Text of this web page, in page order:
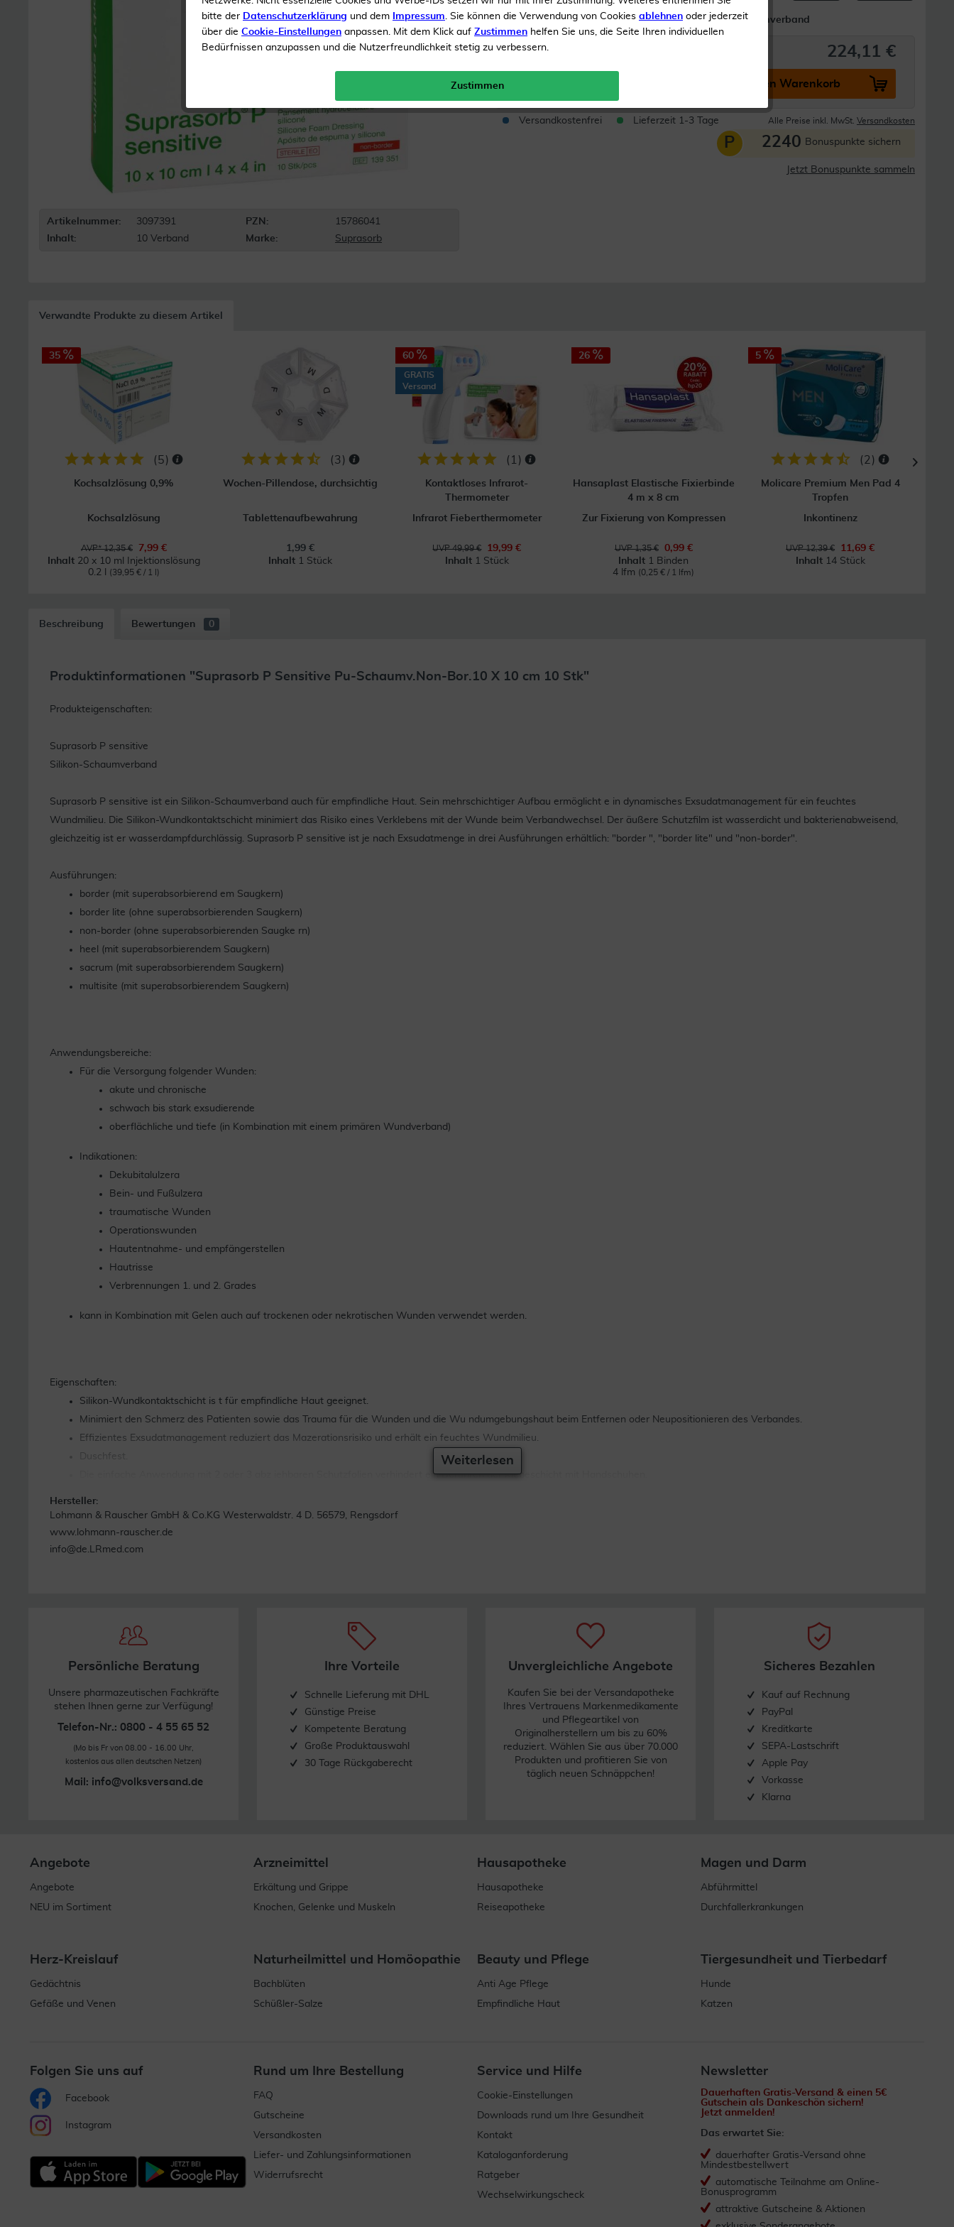
Bei Wunden PU Schaumverband
Artikelnummer: 3097391 PZN:
15786041
Inhalt:
10 Verband Marke: Suprasorb
Inhalt 10 Verband 224,11 €
In den Warenkorb
Versandkostenfrei Lieferzeit 1-3 Tage Alle Preise inkl. MwSt. Versandkosten
P 2240 Bonuspunkte sichern
Jetzt Bonuspunkte sammeln
Verwandte Produkte zu diesem Artikel
35
(5)
Kochsalzlösung 0,9%
Kochsalzlösung
AVP* 12,35 €
7,99 €
Inhalt 20 x 10 ml Injektionslösung
0.2 l
(39,95 € / 1 l)
(3)
Wochen-Pillendose, durchsichtig
Tablettenaufbewahrung
1,99 €
Inhalt 1 Stück
60
GRATIS
Versand
( 1 )
Kontaktloses Infrarot-
Thermometer
Infrarot Fieberthermometer
UVP 49,99 €
19,99 €
Inhalt 1 Stück
26
Hansaplast Elastische Fixierbinde
4 m x 8 cm
Zur Fixierung von Kompressen
UVP 1,35 €
0,99 €
Inhalt 1 Binden
4 lfm (0,25 € / 1 lfm)
5
(2 )
Molicare Premium Men Pad 4
Tropfen
Inkontinenz
UVP 12,39 €
11,69 €
Inhalt 14 Stück
Beschreibung Bewertungen 0
Produktinformationen "Suprasorb P Sensitive Pu-Schaumv.Non-Bor.10 X 10 cm 10 Stk"
Produkteigenschaften:
Suprasorb P sensitive
Silikon-Schaumverband
Suprasorb P sensitive ist ein Silikon-Schaumverband auch für empfindliche Haut. Sein mehrschichtiger Aufbau ermöglicht e in dynamisches Exsudatmanagement für ein feuchtes
Wundmilieu. Die Silikon-Wundkontaktschicht minimiert das Risiko eines Verklebens mit der Wunde beim Verbandwechsel. Der äußere Schutzfilm ist wasserdicht und bakterienabweisend,
gleichzeitig ist er wasserdampfdurchlässig. Suprasorb P sensitive ist je nach Exsudatmenge in drei Ausführungen erhältlich: "border ", "border lite" und "non-border".
Ausführungen:
border (mit superabsorbierend em Saugkern)
border lite (ohne superabsorbierenden Saugkern)
non-border (ohne superabsorbierenden Saugke rn)
heel (mit superabsorbierendem Saugkern)
sacrum (mit superabsorbierendem Saugkern)
multisite (mit superabsorbierendem Saugkern)
Anwendungsbereiche:
Für die Versorgung folgender Wunden:
akute und chronische
schwach bis stark exsudierende
oberflächliche und tiefe (in Kombination mit einem primären Wundverband)
Indikationen:
Dekubitalulzera
Bein- und Fußulzera
traumatische Wunden
Operationswunden
Hautentnahme- und empfängerstellen
Hautrisse
Verbrennungen 1. und 2. Grades
kann in Kombination mit Gelen auch auf trockenen oder nekrotischen Wunden verwendet werden.
Eigenschaften:
Silikon-Wundkontaktschicht is t für empfindliche Haut geeignet.
Minimiert den Schmerz des Patienten sowie das Trauma für die Wunden und die Wu ndumgebungshaut beim Entfernen oder Neupositionieren des Verbandes.
Effizientes Exsudatmanagement reduziert das Mazerationsrisiko und erhält ein feuchtes Wundmilieu.
Die einfache Anwendung mit 2 oder 3 abz iehbaren Schutzfolien verhindert ein Berühren der Klebeschicht mit Handschuhen.
Hautschonend.
Weiterlesen
Hersteller:
Lohmann & Rauscher GmbH & Co.KG Westerwaldstr. 4 D. 56579, Rengsdorf
www.lohmann-rauscher.de
info@de.LRmed.com
Persönliche Beratung
Unsere pharmazeutischen Fachkräfte
stehen Ihnen gerne zur Verfügung!
Telefon-Nr.: 0800 - 4 55 65 52
(Mo bis Fr von 08.00 - 16.00 Uhr,
kostenlos aus allen deutschen Netzen)
Mail: info@volksversand.de
Ihre Vorteile
Schnelle Lieferung mit DHL
Günstige Preise
Kompetente Beratung
Große Produktauswahl
30 Tage Rückgaberecht
Unvergleichliche Angebote
Kaufen Sie bei der Versandapotheke
Ihres Vertrauens Markenmedikamente
und Pflegeartikel von
Originalherstellern um bis zu 60%
reduziert. Wählen Sie aus über 70.000
Produkten und profitieren Sie von
täglich neuen Schnäppchen!
Sicheres Bezahlen
Kauf auf Rechnung
PayPal
Kreditkarte
SEPA-Lastschrift
Apple Pay
Vorkasse
Klarna
Angebote
Angebote
NEU im Sortiment
Arzneimittel
Erkältung und Grippe
Knochen, Gelenke und Muskeln
Hausapotheke
Hausapotheke
Reiseapotheke
Magen und Darm
Abführmittel
Durchfallerkrankungen
Herz-Kreislauf
Gedächtnis
Gefäße und Venen
Naturheilmittel und Homöopathie
Bachblüten
Schüßler-Salze
Beauty und Pflege
Anti Age Pflege
Empfindliche Haut
Tiergesundheit und Tierbedarf
Hunde
Katzen
Folgen Sie uns auf
Facebook
Instagram
Rund um Ihre Bestellung
FAQ
Gutscheine
Versandkosten
Liefer- und Zahlungsinformationen
Widerrufsrecht
Service und Hilfe
Cookie-Einstellungen
Downloads rund um Ihre Gesundheit
Kontakt
Kataloganforderung
Ratgeber
Wechselwirkungscheck
Newsletter
Dauerhaften Gratis-Versand & einen 5€
Gutschein als Dankeschön sichern!
Jetzt anmelden!
Das erwartet Sie:
dauerhafter Gratis-Versand ohne
Mindestbestellwert
automatische Teilnahme am Online-
Bonusprogramm
attraktive Gutscheine & Aktionen
bitte der Datenschutzerklärung und dem Impressum. Sie können die Verwendung von Cookies ablehnen oder jederzeit
über die Cookie-Einstellungen anpassen. Mit dem Klick auf Zustimmen helfen Sie uns, die Seite Ihren individuellen
Bedürfnissen anzupassen und die Nutzerfreundlichkeit stetig zu verbessern.
Zustimmen